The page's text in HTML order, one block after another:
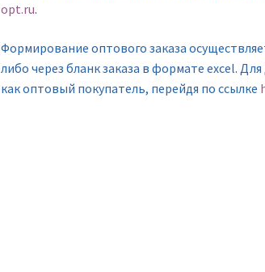
opt.ru.
Формирование оптового заказа
либо через бланк заказа в формате excel.
как оптовый покупатель, перейдя по ссылке